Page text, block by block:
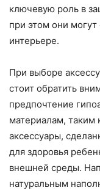
ключевую роль в
при этом они
интерьере.
При выборе
стоит обратить
предпочтение
материалам, таким
аксессуары,
для здоровья
внешней среды.
натуральным